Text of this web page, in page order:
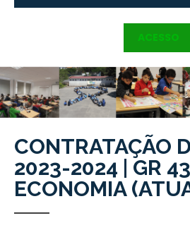
ACESSO
CONTRATAÇÃO
2023-2024 | GR
ECONOMIA